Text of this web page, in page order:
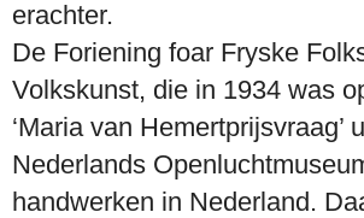
erachter.
De Foriening foar Fryske
Volkskunst, die in 1934 was
‘Maria van
Nederlands
handwerken in Nederland.